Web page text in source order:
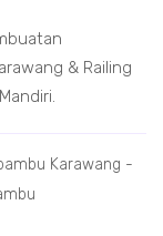
& Railing
Karawang -